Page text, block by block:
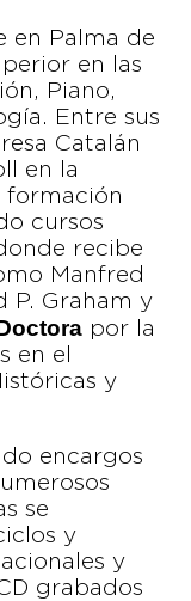
en Palma de
en las
Piano,
Entre sus
Catalán
en la
formación
cursos
recibe
Manfred
P. Graham y
por la
en el
y
encargos
se
y
y
grabados